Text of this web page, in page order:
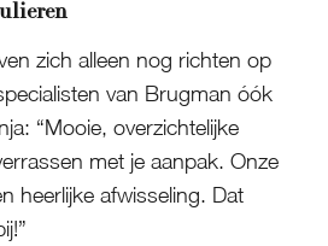
zich alleen nog richten op
van Brugman óók
“Mooie, overzichtelijke
met je aanpak. Onze
heerlijke afwisseling. Dat